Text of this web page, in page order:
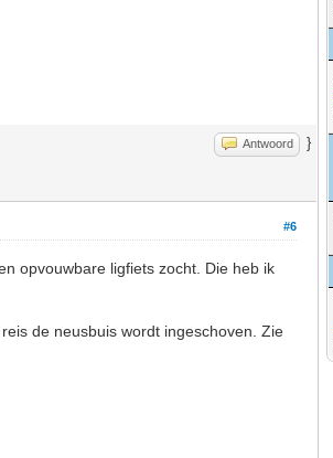
Antwoord }
#6
opvouwbare ligfiets zocht. Die heb ik
de neusbuis wordt ingeschoven. Zie